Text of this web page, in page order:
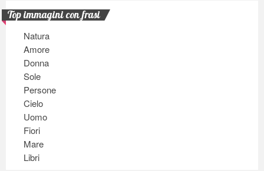
Top immagini con frasi
Natura
Amore
Donna
Sole
Persone
Cielo
Uomo
Fiori
Mare
Libri